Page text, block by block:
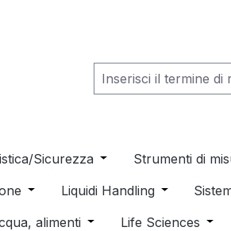
dropdown menu from the category
Sicurezza Open or close the
Strumenti di
menu from the category
Open or close the dropdown
Liquidi Handling Open or
from the category Pulizia e
alimenti Open or close the
Life Sciences